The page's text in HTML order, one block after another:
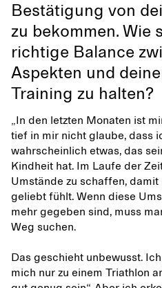
Bestätigung von
zu bekommen. Wie
richtige Balance
Aspekten und
Training zu halten?
„In den letzten Monaten ist
tief in mir nicht glaube, dass
wahrscheinlich etwas, das
Kindheit hat. Im Laufe der
Umstände zu schaffen, damit
geliebt fühlt. Wenn diese
mehr gegeben sind, muss
Weg suchen.
Das geschieht unbewusst.
mich nur zu einem Triathlon